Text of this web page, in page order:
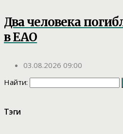
Два человека
в ЕАО
03.08.2026 09:00
Найти:
Тэги